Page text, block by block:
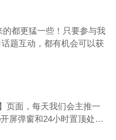
都更猛一些！只要参与我
题互动，都有机会可以获
页面，每天我们会主推一
屏弹窗和24小时置顶处，
的话题参与讨论，获得积